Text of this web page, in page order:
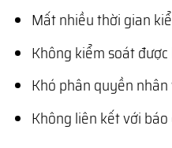
Mất nhiều thời gian
Không kiểm soát
Khó phân quyền nhân
Không liên kết với